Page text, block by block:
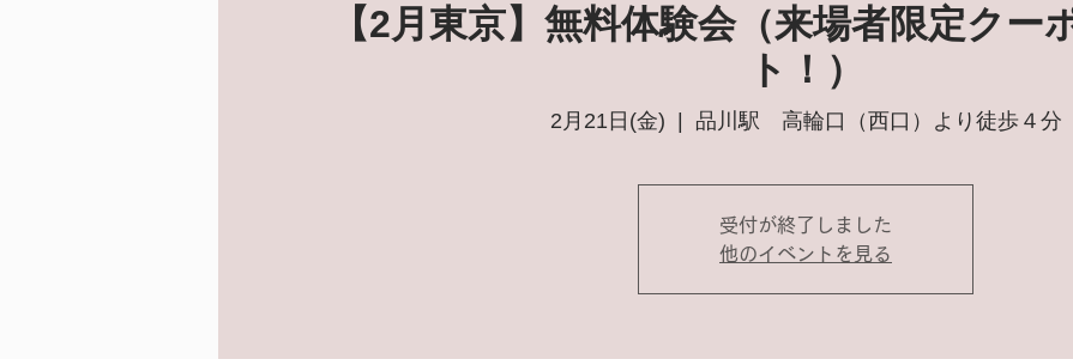
【2月東京】無料体験会（来場者限定クー
ト！）
2月21日(金)
  |
品川駅 高輪口（西口）より徒歩４分
受付が終了しました
他のイベントを見る